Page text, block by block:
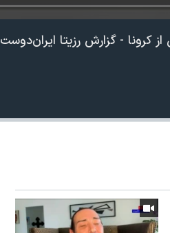
کرونا - گزارش رزیتا ایران‌دوست